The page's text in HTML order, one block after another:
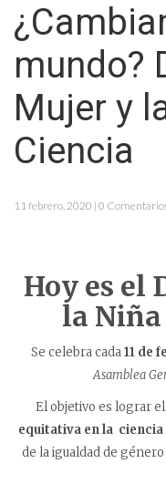
mundo?
Mujer y
Ciencia
11 febrero, 2020 | 0
Hoy es el
la
Se celebra cada11 de
Asamblea
El objetivo es lograr el
equitativa en la
de la igualdad de